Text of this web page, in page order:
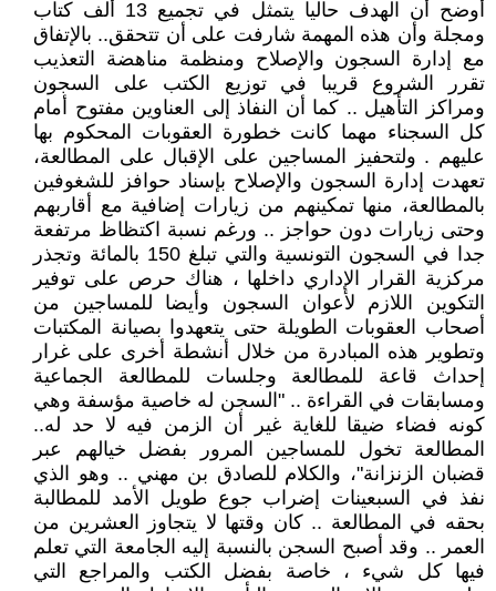
أوضح أن الهدف حاليا يتمثل في تجميع 13 ألف كتاب
ومجلة وأن هذه المهمة شارفت على أن تتحقق.. بالإتفاق
مع إدارة السجون والإصلاح ومنظمة مناهضة التعذيب
تقرر الشروع قريبا في توزيع الكتب على السجون
ومراكز التأهيل .. كما أن النفاذ إلى العناوين مفتوح أمام
كل السجناء مهما كانت خطورة العقوبات المحكوم بها
عليهم . ولتحفيز المساجين على الإقبال على المطالعة،
تعهدت إدارة السجون والإصلاح بإسناد حوافز للشغوفين
بالمطالعة، منها تمكينهم من زيارات إضافية مع أقاربهم
وحتى زيارات دون حواجز .. ورغم نسبة اكتظاظ مرتفعة
جدا في السجون التونسية والتي تبلغ 150 بالمائة وتجذر
مركزية القرار الإداري داخلها ، هناك حرص على توفير
التكوين اللازم لأعوان السجون وأيضا للمساجين من
أصحاب العقوبات الطويلة حتى يتعهدوا بصيانة المكتبات
وتطوير هذه المبادرة من خلال أنشطة أخرى على غرار
إحداث قاعة للمطالعة وجلسات للمطالعة الجماعية
ومسابقات في القراءة .. "السجن له خاصية مؤسفة وهي
كونه فضاء ضيقا للغاية غير أن الزمن فيه لا حد له..
المطالعة تخول للمساجين المرور بفضل خيالهم عبر
قضبان الزنزانة"، والكلام للصادق بن مهني .. وهو الذي
نفذ في السبعينات إضراب جوع طويل الأمد للمطالبة
بحقه في المطالعة .. كان وقتها لا يتجاوز العشرين من
العمر .. وقد أصبح السجن بالنسبة إليه الجامعة التي تعلم
فيها كل شيء ، خاصة بفضل الكتب والمراجع التي